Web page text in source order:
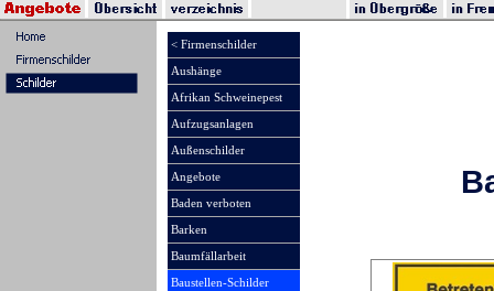
< Firmenschilder
Aushänge
Afrikan Schweinepest
Aufzugsanlagen
Außenschilder
Angebote
Baden verboten
Barken
Baumfällarbeit
Baustellen-Schilder